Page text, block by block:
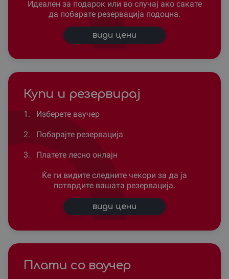
Идеален за подарок или во случај ако сакате
да побарате резервација подоцна.
види цени
Купи и резервирај
1. Изберете ваучер
2. Побарајте резервација
3. Платете лесно онлајн
Ќе ги видите следните чекори за да ја
потврдите вашата резервација.
види цени
Плати со ваучер